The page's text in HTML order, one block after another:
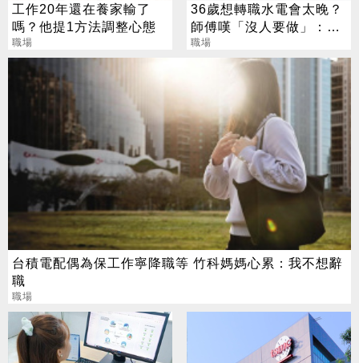
工作20年還在養家輸了
嗎？他提1方法調整心態
職場
36歲想轉職水電會太晚？
師傅嘆「沒人要做」：拚
一點月收30萬
職場
台積電配偶為保工作寧降職等 竹科媽媽心累：我不想辭
職
職場